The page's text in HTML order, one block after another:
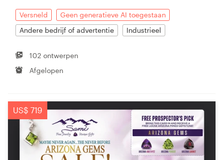
Versneld
Geen generatieve AI toegestaan
Andere bedrijf of advertentie
Industrieel
102 ontwerpen
Afgelopen
US$ 719